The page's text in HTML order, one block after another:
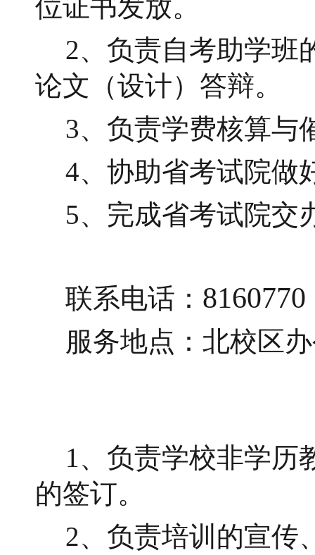
位证书发放。
2、负责自考助学班
论文（设计）答辩。
3、负责学费核算与
4、协助省考试院做
5、完成省考试院交
联系电话： 8160770
服务地点：北校区
1、负责学校非学历
的签订。
2、负责培训的宣传